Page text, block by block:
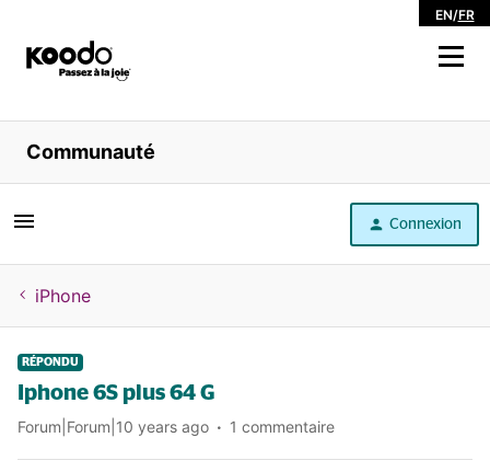
EN/FR
Magasiner
Libre service
Aide
Communauté
Connexion
iPhone
RÉPONDU
Iphone 6S plus 64 G
Forum|Forum|10 years ago 1 commentaire